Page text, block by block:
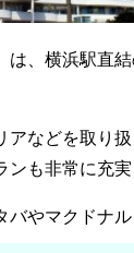
は、横浜駅直
アなどを取り
も非常に充実
やマクドナル